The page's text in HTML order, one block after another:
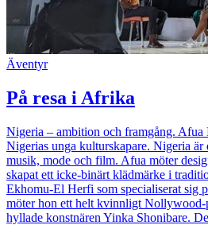
Äventyr
På resa i Afrika
Nigeria – ambition och framgång. Afua
Nigerias unga kulturskapare. Nigeria
musik, mode och film. Afua möter
skapat ett icke-binärt klädmärke i
Ekhomu-El Herfi som specialiserat sig
möter hon ett helt kvinnligt Nollywood-
hyllade konstnären Yinka Shonibare.